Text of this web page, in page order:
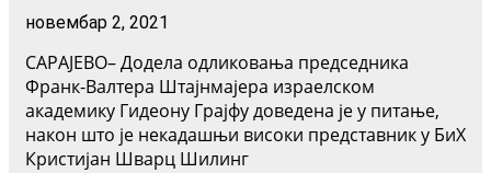
новембар 2, 2021
САРАЈЕВО– Додела одликовања председника
Франк-Валтера Штајнмајера израелском
академику Гидеону Грајфу доведена је у питање,
након што је некадашњи високи представник у БиХ
Кристијан Шварц Шилинг